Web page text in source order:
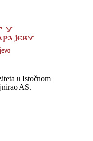
u Istočnom
AS.